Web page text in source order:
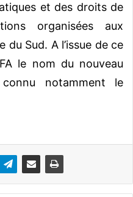
et des droits de
organisées aux
Sud. A l’issue de ce
le nom du nouveau
notamment le